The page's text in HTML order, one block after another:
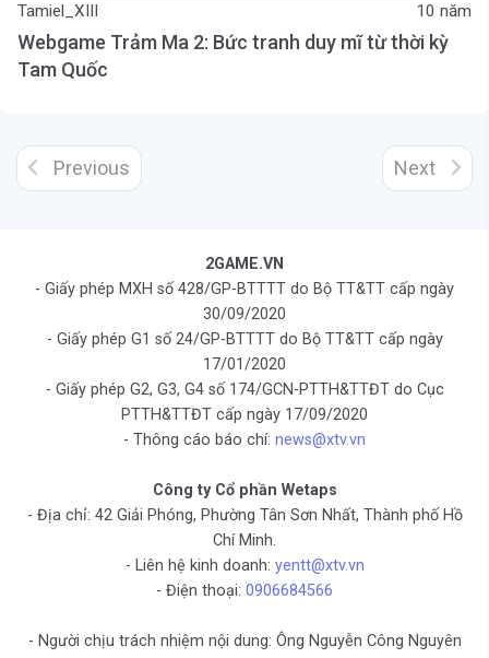
Tamiel_XIII 10 năm
Webgame Trảm Ma 2: Bức tranh duy mĩ từ thời kỳ
Tam Quốc
Previous Next
2GAME.VN
- Giấy phép MXH số 428/GP-BTTTT do Bộ TT&TT cấp ngày
30/09/2020
- Giấy phép G1 số 24/GP-BTTTT do Bộ TT&TT cấp ngày
17/01/2020
- Giấy phép G2, G3, G4 số 174/GCN-PTTH&TTĐT do Cục
PTTH&TTĐT cấp ngày 17/09/2020
- Thông cáo báo chí: news@xtv.vn
Công ty Cổ phần Wetaps
- Địa chỉ: 42 Giải Phóng, Phường Tân Sơn Nhất, Thành phố Hồ
Chí Minh.
- Liên hệ kinh doanh: yentt@xtv.vn
- Điện thoại: 0906684566
- Người chịu trách nhiệm nội dung: Ông Nguyễn Công Nguyên